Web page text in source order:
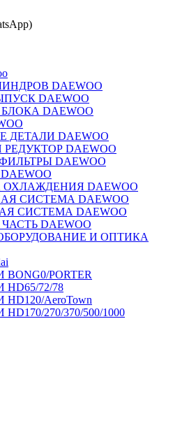
DAEWOO
DAEWOO
DAEWOO
ДЕТАЛИ DAEWOO
DAEWOO
DAEWOO
DAEWOO
СИСТЕМА DAEWOO
СИСТЕМА DAEWOO
DAEWOO
И ОПТИКА
PORTER
72/78
AeroTown
270/370/500/1000